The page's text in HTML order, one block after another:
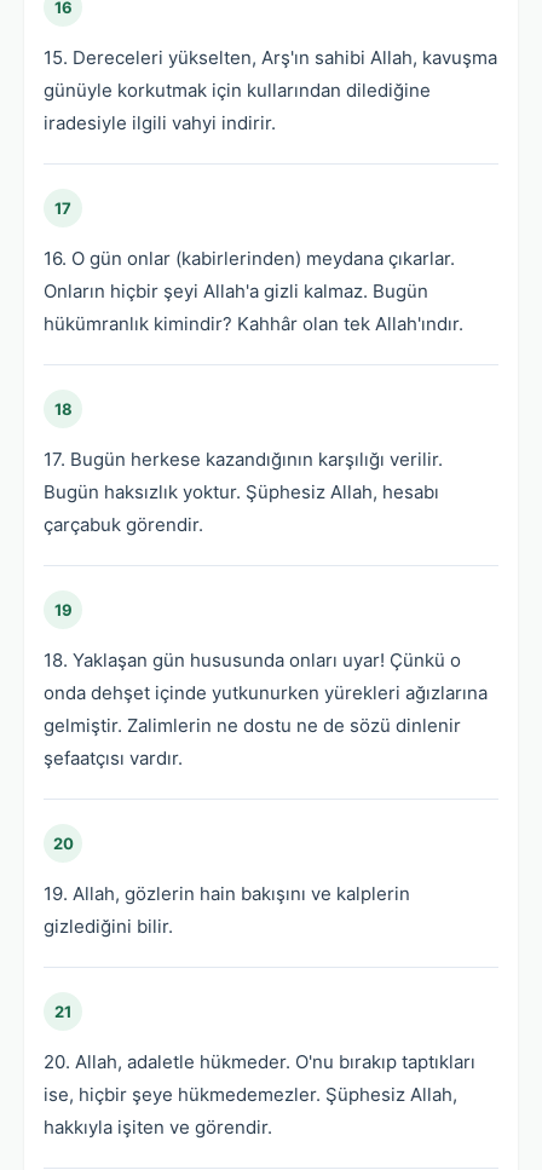
16
15. Dereceleri yükselten, Arş'ın sahibi Allah, kavuşma
günüyle korkutmak için kullarından dilediğine
iradesiyle ilgili vahyi indirir.
17
16. O gün onlar (kabirlerinden) meydana çıkarlar.
Onların hiçbir şeyi Allah'a gizli kalmaz. Bugün
hükümranlık kimindir? Kahhâr olan tek Allah'ındır.
18
17. Bugün herkese kazandığının karşılığı verilir.
Bugün haksızlık yoktur. Şüphesiz Allah, hesabı
çarçabuk görendir.
19
18. Yaklaşan gün hususunda onları uyar! Çünkü o
onda dehşet içinde yutkunurken yürekleri ağızlarına
gelmiştir. Zalimlerin ne dostu ne de sözü dinlenir
şefaatçısı vardır.
20
19. Allah, gözlerin hain bakışını ve kalplerin
gizlediğini bilir.
21
20. Allah, adaletle hükmeder. O'nu bırakıp taptıkları
ise, hiçbir şeye hükmedemezler. Şüphesiz Allah,
hakkıyla işiten ve görendir.